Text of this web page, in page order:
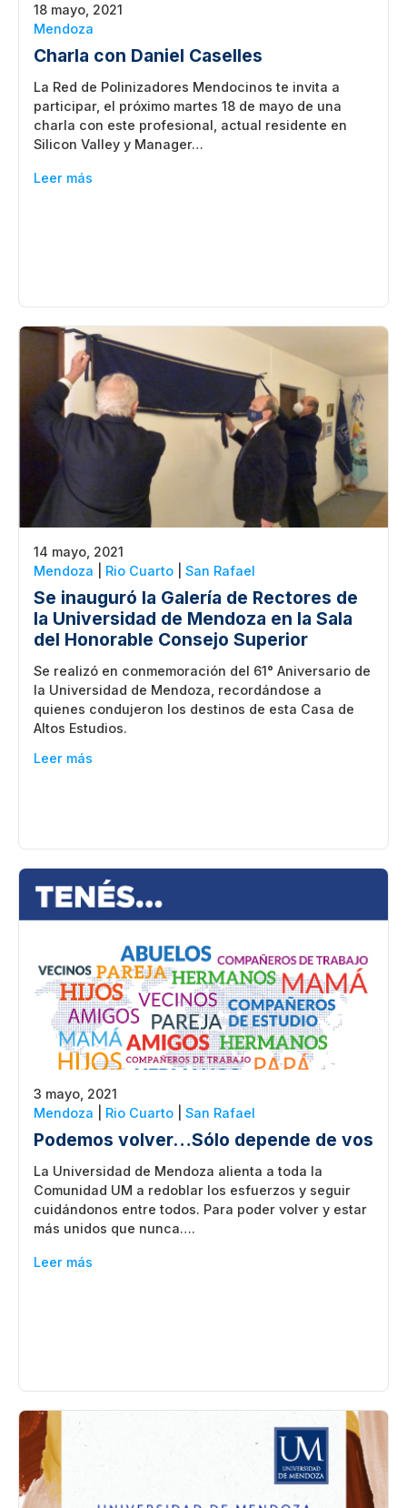
18 mayo, 2021
Mendoza
Charla con Daniel Caselles
La Red de Polinizadores Mendocinos te invita a
participar, el próximo martes 18 de mayo de una
charla con este profesional, actual residente en
Silicon Valley y Manager…
Leer más
14 mayo, 2021
Mendoza
Rio Cuarto San Rafael
Se inauguró la Galería de Rectores de
la Universidad de Mendoza en la Sala
del Honorable Consejo Superior
Se realizó en conmemoración del 61° Aniversario de
la Universidad de Mendoza, recordándose a
quienes condujeron los destinos de esta Casa de
Altos Estudios.
Leer más
3 mayo, 2021
Mendoza
Rio Cuarto San Rafael
Podemos volver…Sólo depende de vos
La Universidad de Mendoza alienta a toda la
Comunidad UM a redoblar los esfuerzos y seguir
cuidándonos entre todos. Para poder volver y estar
más unidos que nunca….
Leer más